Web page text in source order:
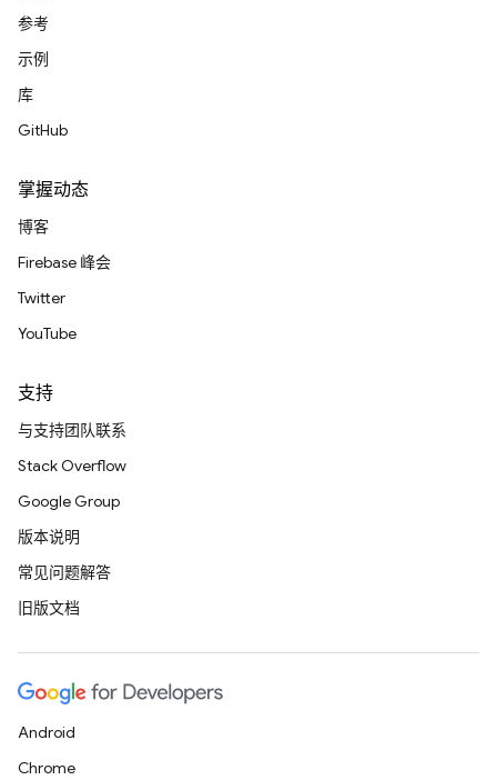
参考
示例
库
GitHub
掌握动态
博客
Firebase 峰会
Twitter
YouTube
支持
与支持团队联系
Stack Overflow
Google Group
版本说明
常见问题解答
旧版文档
Android
Chrome